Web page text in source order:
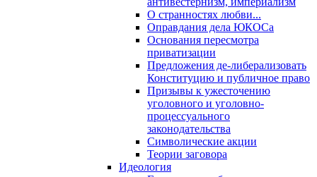
О странностях любви...
Оправдания дела ЮКОСа
Основания пересмотра
приватизации
Предложения де-либерализовать
Конституцию и публичное право
Призывы к ужесточению
уголовного и уголовно-
процессуального
законодательства
Символические акции
Теории заговора
Идеология